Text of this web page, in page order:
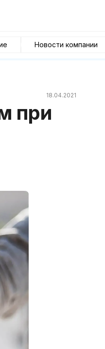
Новости компании
18.04.2021
при